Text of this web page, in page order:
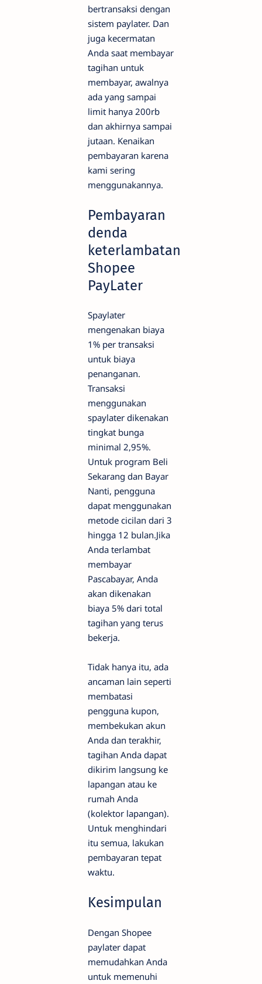
bertransaksi dengan
sistem paylater. Dan
juga kecermatan
Anda saat membayar
tagihan untuk
membayar, awalnya
ada yang sampai
limit hanya 200rb
dan akhirnya sampai
jutaan. Kenaikan
pembayaran karena
kami sering
menggunakannya.
Pembayaran
denda
keterlambatan
Shopee
PayLater
Spaylater
mengenakan biaya
1% per transaksi
untuk biaya
penanganan.
Transaksi
menggunakan
spaylater dikenakan
tingkat bunga
minimal 2,95%.
Untuk program Beli
Sekarang dan Bayar
Nanti, pengguna
dapat menggunakan
metode cicilan dari 3
hingga 12 bulan.Jika
Anda terlambat
membayar
Pascabayar, Anda
akan dikenakan
biaya 5% dari total
tagihan yang terus
bekerja.
Tidak hanya itu, ada
ancaman lain seperti
membatasi
pengguna kupon,
membekukan akun
Anda dan terakhir,
tagihan Anda dapat
dikirim langsung ke
lapangan atau ke
rumah Anda
(kolektor lapangan).
Untuk menghindari
itu semua, lakukan
pembayaran tepat
waktu.
Kesimpulan
Dengan Shopee
paylater dapat
memudahkan Anda
untuk memenuhi